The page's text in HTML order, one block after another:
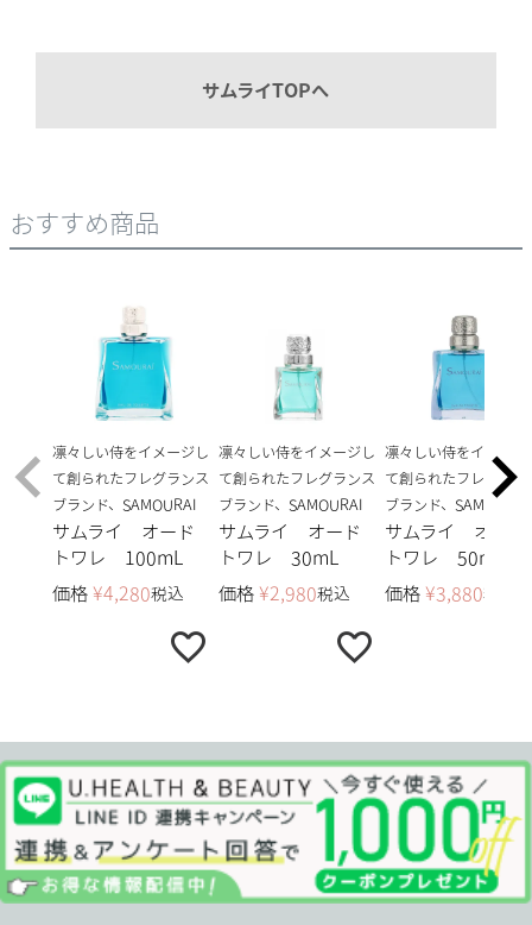
サムライTOPへ
おすすめ商品
凛々しい侍をイメージし
て創られたフレグランス
ブランド、SAMOURAI
サムライ オード
トワレ 100mL
価格 ¥4,280税込
凛々しい侍をイメージし
て創られたフレグランス
ブランド、SAMOURAI
サムライ オード
トワレ 30mL
価格 ¥2,980税込
凛々しい侍をイメージ
て創られたフレグラン
ブランド、SAMOURAI
サムライ オード
トワレ 50mL
価格 ¥3,880税込